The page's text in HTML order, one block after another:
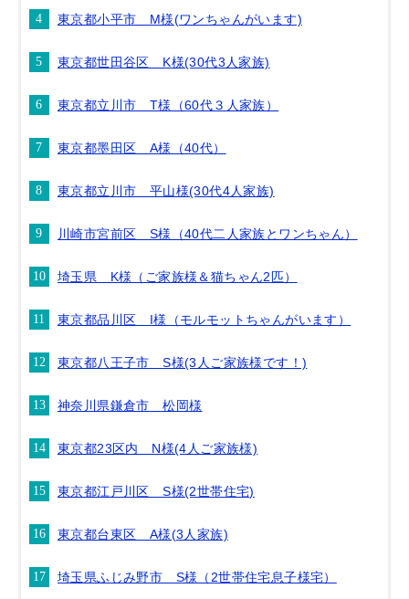
東京都小平市 M様(ワンちゃんがいます)
東京都世田谷区 K様(30代3人家族)
東京都立川市 T様（60代３人家族）
東京都墨田区 A様（40代）
東京都立川市 平山様(30代4人家族)
川崎市宮前区 S様（40代二人家族とワンちゃん）
埼玉県 K様（ご家族様＆猫ちゃん2匹）
東京都品川区 I様（モルモットちゃんがいます）
東京都八王子市 S様(3人ご家族様です！)
神奈川県鎌倉市 松岡様
東京都23区内 N様(4人ご家族様)
東京都江戸川区 S様(2世帯住宅)
東京都台東区 A様(3人家族)
埼玉県ふじみ野市 S様（2世帯住宅息子様宅）